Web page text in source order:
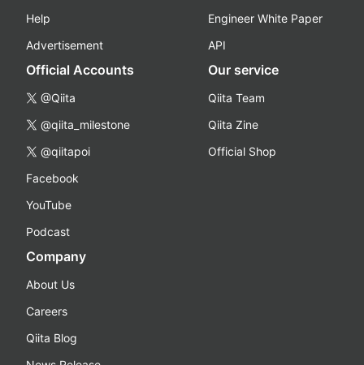
Help
Advertisement
Engineer White Paper
API
Official Accounts
@Qiita
@qiita_milestone
@qiitapoi
Facebook
YouTube
Podcast
Our service
Qiita Team
Qiita Zine
Official Shop
Company
About Us
Careers
Qiita Blog